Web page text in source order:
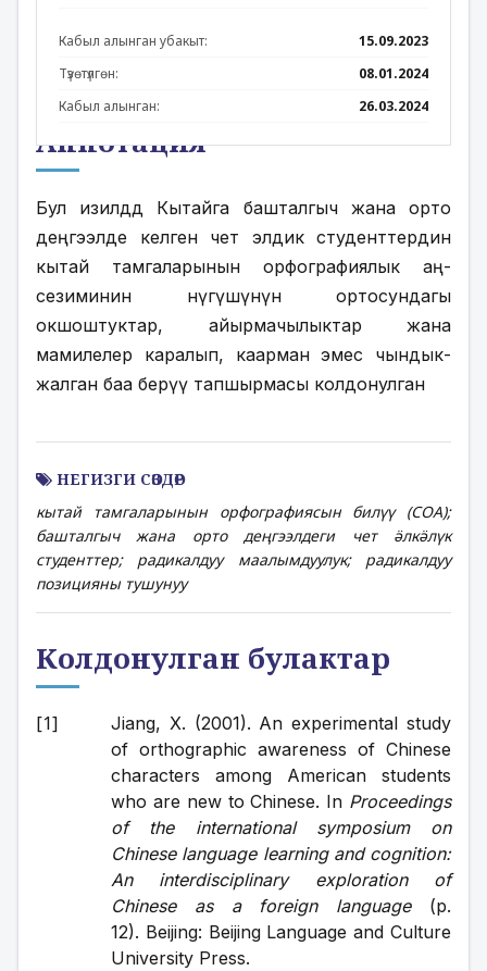
Аннотация
Бул изилдӛӛдӛ Кытайга башталгыч жана орто
деңгээлде келген чет элдик студенттердин
кытай тамгаларынын орфографиялык аң-
сезиминин ӛнүгүшүнүн ортосундагы
окшоштуктар, айырмачылыктар жана
мамилелер каралып, каарман эмес чындык-
жалган баа берүү тапшырмасы колдонулган
НЕГИЗГИ СӨЗДӨР
кытай тамгаларынын орфографиясын билүү (COA);
башталгыч жана орто деңгээлдеги чет ӛлкӛлүк
студенттер; радикалдуу маалымдуулук; радикалдуу
позицияны тушунуу
Колдонулган булактар
Jiang, X. (2001). An experimental study
of orthographic awareness of Chinese
characters among American students
who are new to Chinese. In Proceedings
of the international symposium on
Chinese language learning and cognition:
An interdisciplinary exploration of
Chinese as a foreign language (p.
12). Beijing: Beijing Language and Culture
University Press.
Кабыл алынган убакыт:
15.09.2023
Түзөтүлгөн:
08.01.2024
Кабыл алынган:
26.03.2024